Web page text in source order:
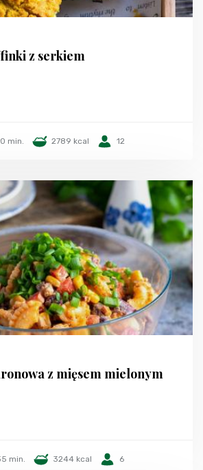
z serkiem
min. 2789 kcal 12
z mięsem mielonym
min. 3244 kcal 6